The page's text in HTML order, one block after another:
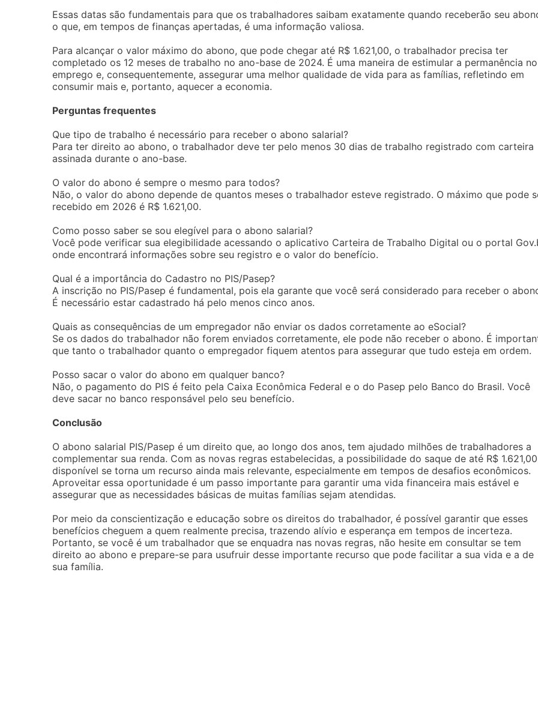
Essas datas são fundamentais para que os trabalhadores saibam exatamente quando receberão seu
o que, em tempos de finanças apertadas, é uma informação valiosa.
Para alcançar o valor máximo do abono, que pode chegar até R$ 1.621,00, o trabalhador precisa ter
completado os 12 meses de trabalho no ano-base de 2024. É uma maneira de estimular a permanência no
emprego e, consequentemente, assegurar uma melhor qualidade de vida para as famílias, refletindo em
consumir mais e, portanto, aquecer a economia.
Perguntas frequentes
Que tipo de trabalho é necessário para receber o abono salarial?
Para ter direito ao abono, o trabalhador deve ter pelo menos 30 dias de trabalho registrado com carteira
assinada durante o ano-base.
O valor do abono é sempre o mesmo para todos?
Não, o valor do abono depende de quantos meses o trabalhador esteve registrado. O máximo que pode
recebido em 2026 é R$ 1.621,00.
Como posso saber se sou elegível para o abono salarial?
Você pode verificar sua elegibilidade acessando o aplicativo Carteira de Trabalho Digital ou o portal
onde encontrará informações sobre seu registro e o valor do benefício.
Qual é a importância do Cadastro no PIS/Pasep?
A inscrição no PIS/Pasep é fundamental, pois ela garante que você será considerado para receber o
É necessário estar cadastrado há pelo menos cinco anos.
Quais as consequências de um empregador não enviar os dados corretamente ao eSocial?
Se os dados do trabalhador não forem enviados corretamente, ele pode não receber o abono. É
que tanto o trabalhador quanto o empregador fiquem atentos para assegurar que tudo esteja em ordem.
Posso sacar o valor do abono em qualquer banco?
Não, o pagamento do PIS é feito pela Caixa Econômica Federal e o do Pasep pelo Banco do Brasil. Você
deve sacar no banco responsável pelo seu benefício.
Conclusão
O abono salarial PIS/Pasep é um direito que, ao longo dos anos, tem ajudado milhões de trabalhadores a
complementar sua renda. Com as novas regras estabelecidas, a possibilidade do saque de até R$ 1.621,00
disponível se torna um recurso ainda mais relevante, especialmente em tempos de desafios econômicos.
Aproveitar essa oportunidade é um passo importante para garantir uma vida financeira mais estável e
assegurar que as necessidades básicas de muitas famílias sejam atendidas.
Por meio da conscientização e educação sobre os direitos do trabalhador, é possível garantir que esses
benefícios cheguem a quem realmente precisa, trazendo alívio e esperança em tempos de incerteza.
Portanto, se você é um trabalhador que se enquadra nas novas regras, não hesite em consultar se tem
direito ao abono e prepare-se para usufruir desse importante recurso que pode facilitar a sua vida e a de
sua família.